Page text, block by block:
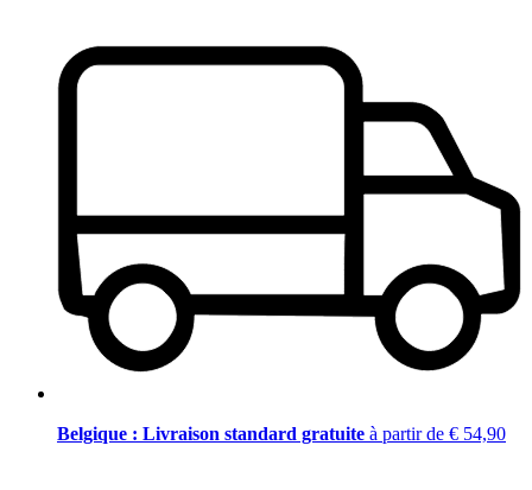
Belgique : Livraison standard gratuite à partir de € 54,90